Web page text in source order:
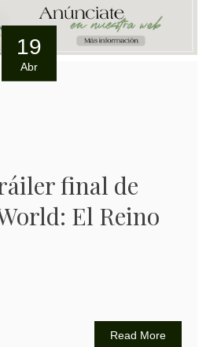
19
Abr
final de
El Reino
Read More